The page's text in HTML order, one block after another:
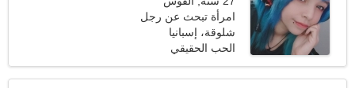
امرأة تبحث عن رجل
شلوقة، إسبانيا
الحب الحقيقي